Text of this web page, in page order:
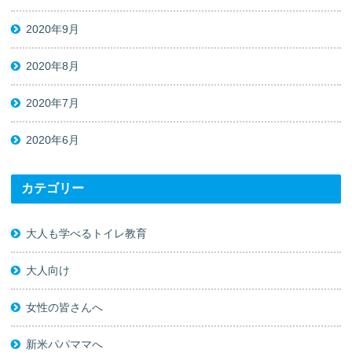
2020年9月
2020年8月
2020年7月
2020年6月
カテゴリー
大人も学べるトイレ教育
大人向け
女性の皆さんへ
新米パパママへ